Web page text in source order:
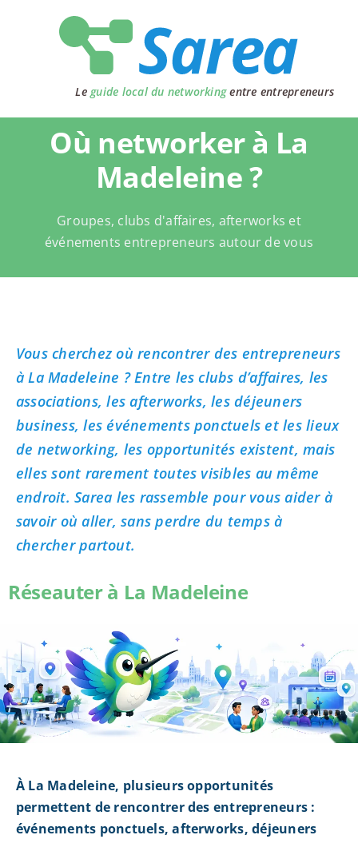
Le guide local du networkingentre entrepreneurs
Où networker à La
Madeleine ?
Groupes, clubs d'affaires, afterworks et
événements entrepreneurs autour de vous
Vous cherchez où rencontrer des entrepreneurs
à La Madeleine ? Entre les clubs d’affaires, les
associations, les afterworks, les déjeuners
business, les événements ponctuels et les lieux
de networking, les opportunités existent, mais
elles sont rarement toutes visibles au même
endroit. Sarea les rassemble pour vous aider à
savoir où aller, sans perdre du temps à
chercher partout.
Réseauter à La Madeleine
À La Madeleine, plusieurs opportunités
permettent de rencontrer des entrepreneurs :
événements ponctuels, afterworks, déjeuners